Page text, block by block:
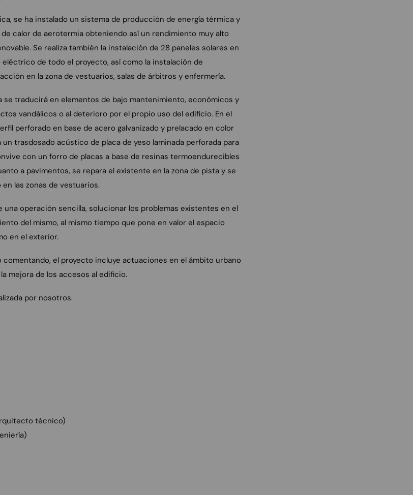
se ha instalado un sistema de producción de energía térmica y
calor de aerotermia obteniendo así un rendimiento muy alto
Se realiza también la instalación de 28 paneles solares en
de todo el proyecto, así como la instalación de
en la zona de vestuarios, salas de árbitros y enfermería.
se traducirá en elementos de bajo mantenimiento, económicos y
vandálicos o al deterioro por el propio uso del edificio. En el
perforado en base de acero galvanizado y prelacado en color
trasdosado acústico de placa de yeso laminada perforada para
con un forro de placas a base de resinas termoendurecibles
a pavimentos, se repara el existente en la zona de pista y se
las zonas de vestuarios.
una operación sencilla, solucionar los problemas existentes en el
del mismo, al mismo tiempo que pone en valor el espacio
en el exterior.
comentando, el proyecto incluye actuaciones en el ámbito urbano
mejora de los accesos al edificio.
por nosotros.
técnico)